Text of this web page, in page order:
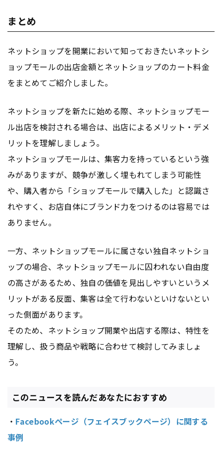
まとめ
ネットショップを開業において知っておきたいネットシ
ョップモールの出店金額とネットショップのカート料金
をまとめてご紹介しました。
ネットショップを新たに始める際、ネットショップモー
ル出店を検討される場合は、出店によるメリット・デメ
リットを理解しましょう。
ネットショップモールは、集客力を持っているという強
みがありますが、競争が激しく埋もれてしまう可能性
や、購入者から「ショップモールで購入した」と認識さ
れやすく、お店自体にブランド力をつけるのは容易では
ありません。
一方、ネットショップモールに属さない独自ネットショ
ップの場合、ネットショップモールに囚われない自由度
の高さがあるため、独自の価値を見出しやすいというメ
リットがある反面、集客は全て行わないといけないとい
った側面があります。
そのため、ネットショップ開業や出店する際は、特性を
理解し、扱う商品や戦略に合わせて検討してみましょ
う。
このニュースを読んだあなたにおすすめ
・ Facebookページ（フェイスブックページ）に関する
事例